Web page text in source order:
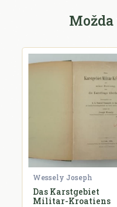
Wessely Joseph
Das Karstgebiet
Militar-Kroatiens